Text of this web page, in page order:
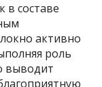
в составе
активно
роль
выводит